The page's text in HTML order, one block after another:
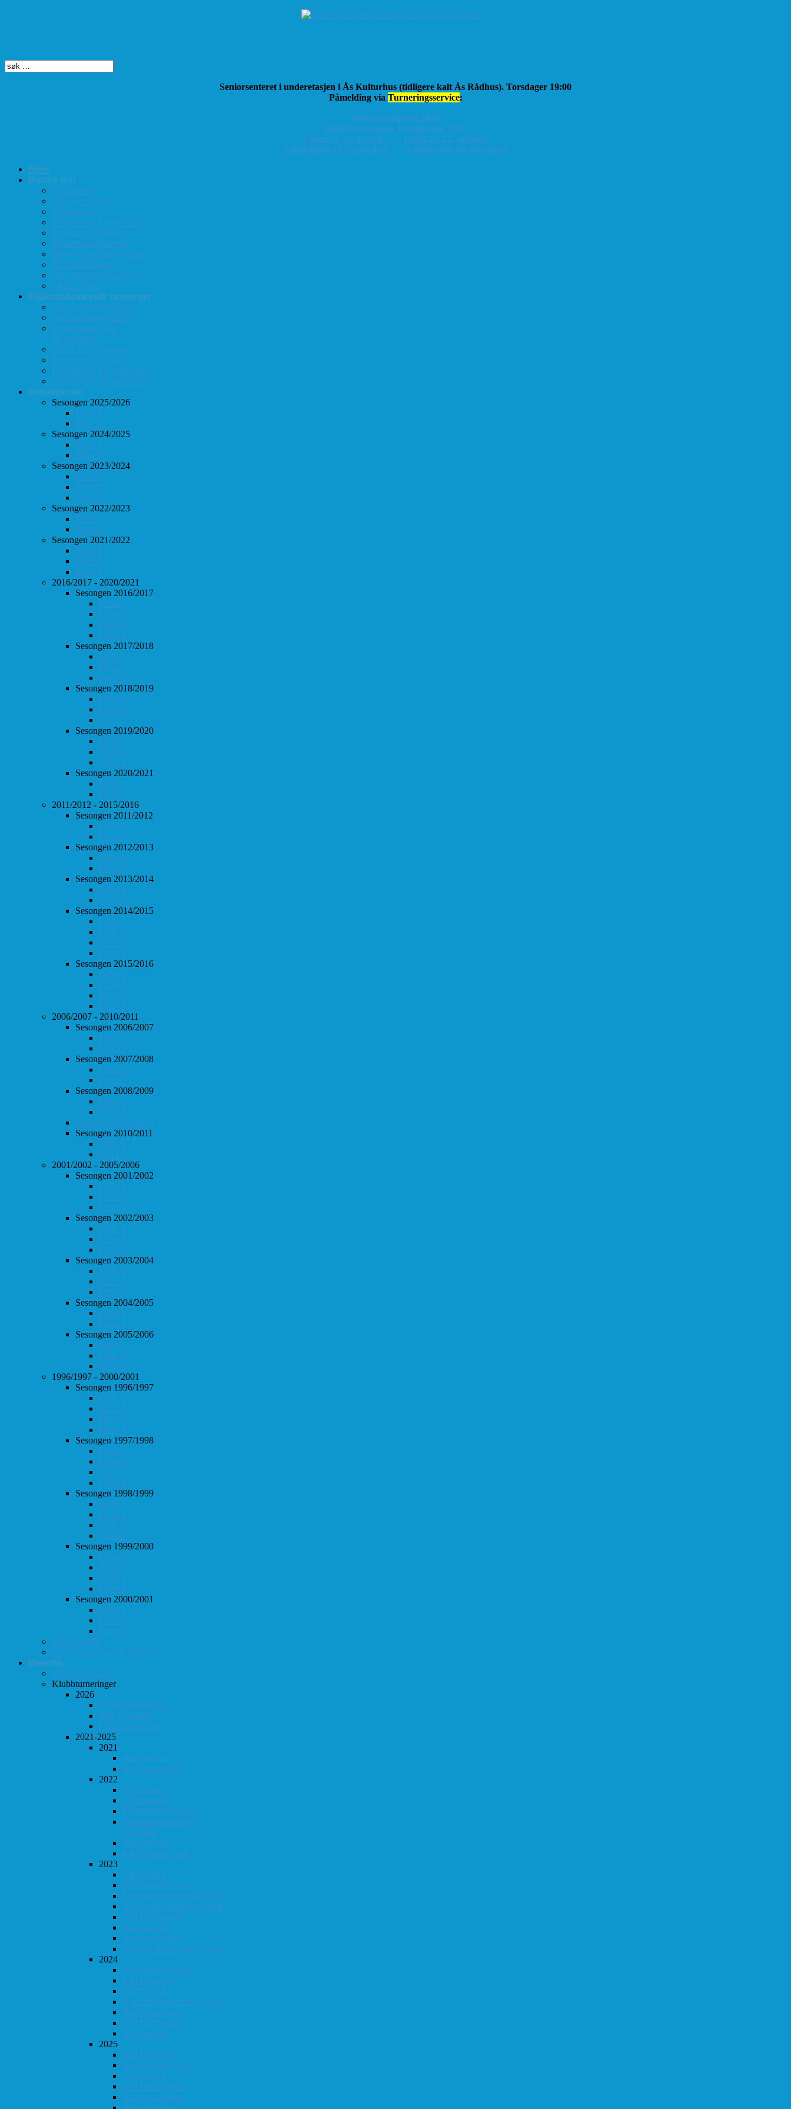
Seniorsenteret i underetasjen i Ås Kulturhus (tidligere kalt Ås Rådhus). Torsdager 19:00
Påmelding via Turneringsservice:
Høstturneringen 2026
Klubbmesterskap Hurtigsjakk 2026
FolloLyn 27. august
FolloLyn 22. oktober
FolloHurtig 24. september
FolloHurtig 10. desember
Hjem
Praktisk info
Terminliste
Tid, sted og pris
Styre og verv
Telefon- og E-post-liste
Forenings-vedtekter
Turneringsreglement
Barne- og ungdomssjakk
Årsmøte-papirer
Litt om sjakkforeningen
FIDEs regler
Pågående/kommende turneringer
Vårt turneringstilbud
Høstturneringen 2026
Klubbmesterskap
Hurtigsjakk
FolloLyn 27. august
FolloLyn 22. oktober
FolloHurtig 24. september
FolloHurtig 10. desember
Østlandsserien
Sesongen 2025/2026
Follo 1
Follo 2
Sesongen 2024/2025
Follo 1
Follo 2
Sesongen 2023/2024
Follo 1
Follo 2
Follo 3
Sesongen 2022/2023
Follo 1
Follo 2
Sesongen 2021/2022
Follo 1
Follo 2
Follo 3
2016/2017 - 2020/2021
Sesongen 2016/2017
Follo 1
Follo 2
Follo 3
Follo 4
Sesongen 2017/2018
Follo 1
Follo 2
Follo 3
Sesongen 2018/2019
Follo 1
Follo 2
Follo 3
Sesongen 2019/2020
Follo 1
Follo 2
Follo 3
Sesongen 2020/2021
Follo 1
Follo 2
2011/2012 - 2015/2016
Sesongen 2011/2012
Follo 1
Follo 2
Sesongen 2012/2013
Follo 1
Follo 2
Sesongen 2013/2014
Follo 1
Follo 2
Sesongen 2014/2015
Follo 1
Follo 2
Follo 3
Follo 4
Sesongen 2015/2016
Follo 1
Follo 2
Follo 3
Follo 4
2006/2007 - 2010/2011
Sesongen 2006/2007
Follo 1
Follo 2
Sesongen 2007/2008
Follo 1
Follo 2
Sesongen 2008/2009
Follo 1
Follo 2
Sesongen 2009/2010
Sesongen 2010/2011
Follo 1
Follo 2
2001/2002 - 2005/2006
Sesongen 2001/2002
Follo 1
Follo 2
Follo 3
Sesongen 2002/2003
Follo 1
Follo 2
Follo 3
Sesongen 2003/2004
Follo 1
Follo 2
Follo 3
Sesongen 2004/2005
Follo 1
Follo 2
Sesongen 2005/2006
Follo 1
Follo 2
Follo 3
1996/1997 - 2000/2001
Sesongen 1996/1997
Follo 1
Follo 2
Follo 3
Follo 4
Sesongen 1997/1998
Follo 1
Follo 2
Follo 3
Follo 4
Sesongen 1998/1999
Follo 1
Follo 2
Follo 3
Follo 4
Sesongen 1999/2000
Follo 1
Follo 2
Follo 3
Follo 4
Sesongen 2000/2001
Follo 1
Follo 2
Follo 3
Totaloversikt
ØS-kamper med "Fullt hus"
Historikk
Vinner-oversikt
Klubbturneringer
2026
Klubbmesterskapet
KM Lynsjakk
Lyn/Hurtig våren
2021-2025
2021
Høst-konrad
Høstturneringen
2022
Vår-konrad
Vårturnering
Klubbmesterskapet
Klubbmesterskapet i
Lynsjakk
Høst-konrad
KM i Hurtigsjakk
2023
Vår-konrad
Klubbmesterskapet
Konrad Timestrening (vår)
Klubbmesterskap Lynsjakk
KM Hurtigsjakk
Høst-konrad
Høstturneringen
Konrad Timestrening (høst)
2024
Klubbmesterskapet
KM Lynsjakk
Vår-konrad
Konrad Timestrening (vår)
Høstturneringen
KM Hurtigsjakk
Høst-konrad
2025
KM Lynsjakk
Klubbmesterskapet
Vår-konrad
KM Hurtigsjakk
Høstturneringen